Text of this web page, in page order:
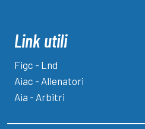
Link utili
Figc - Lnd
Aiac - Allenatori
Aia - Arbitri